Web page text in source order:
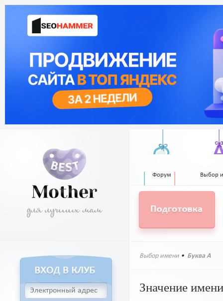
Форум Выбор
Выбор имени • Буква А
Значение